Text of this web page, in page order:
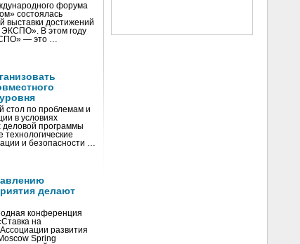
форума
состоялась
выставки достижений
ЭКСПО». В этом году
— это …
стол по проблемам и
в условиях
деловой программы
и безопасности …
делают
конференция
на
развития
Spring